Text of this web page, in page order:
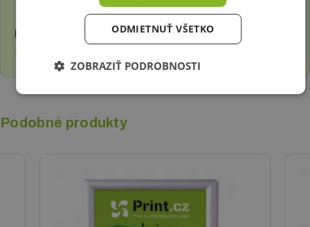
Klip rám A2 s ostrými rohmi bez tlače
Podobné produkty
ODMIETNUŤ VŠETKO
ZOBRAZIŤ PODROBNOSTI